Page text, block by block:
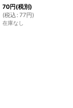
70円(税別)
(税込 : 77円)
在庫なし